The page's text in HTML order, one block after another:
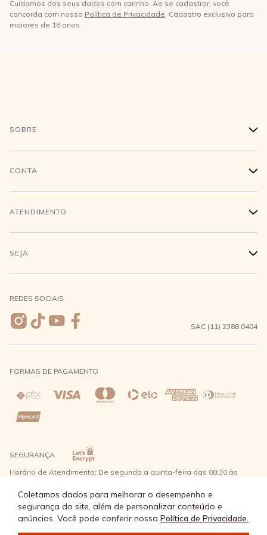
Coletamos dados para melhorar o desempenho e
segurança do site, além de personalizar conteúdo e
anúncios. Você pode conferir nossa Política de Privacidade.
Cuidamos dos seus dados com carinho. Ao se cadastrar, você
concorda com nossa Política de Privacidade. Cadastro exclusivo para
maiores de 18 anos.
SOBRE +
História
Conecte-se
CONTA +
Login
Meus pedidos
Wishlist
ATENDIMENTO +
Compra Segura
Entrega e Frete
Trocas e Devoluções
Direito de Arrependimento
Política de Privacidade
SEJA +
REDES SOCIAIS
SAC (11) 2388 0404
FORMAS DE PAGAMENTO
SEGURANÇA
Horário de Atendimento: De segunda a quinta-feira das 08:30 às
nível 2 - Bairro Capuava Mauá - São Paulo, CEP: 09380-115 - Água
Doce Comércio de Roupas e Acessórios Ltda - CNPJ: 57.484.768/0064-
© Água Doce 2026 - Todos os direitos reservados